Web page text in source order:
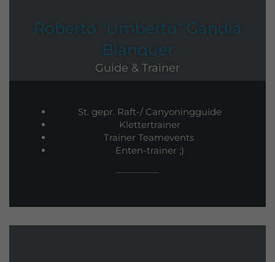
Roberto "Umberto" Gandía
Blanquer
Guide & Trainer
St. gepr. Raft-/ Canyoningguide
Klettertrainer
Trainer Teamevents
Enten-trainer ;)